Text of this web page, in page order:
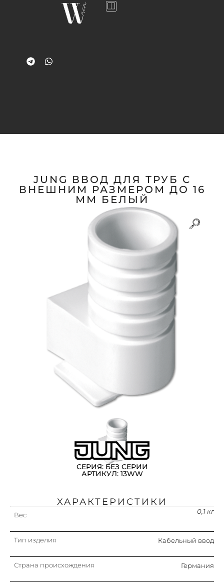
JUNG ВВОД ДЛЯ ТРУБ С
ВНЕШНИМ РАЗМЕРОМ ДО 16
ММ БЕЛЫЙ
СЕРИЯ: БЕЗ СЕРИИ
АРТИКУЛ: 13WW
ХАРАКТЕРИСТИКИ
Вес 0,1 кг
Тип изделия Кабельный ввод
Страна происхождения Германия